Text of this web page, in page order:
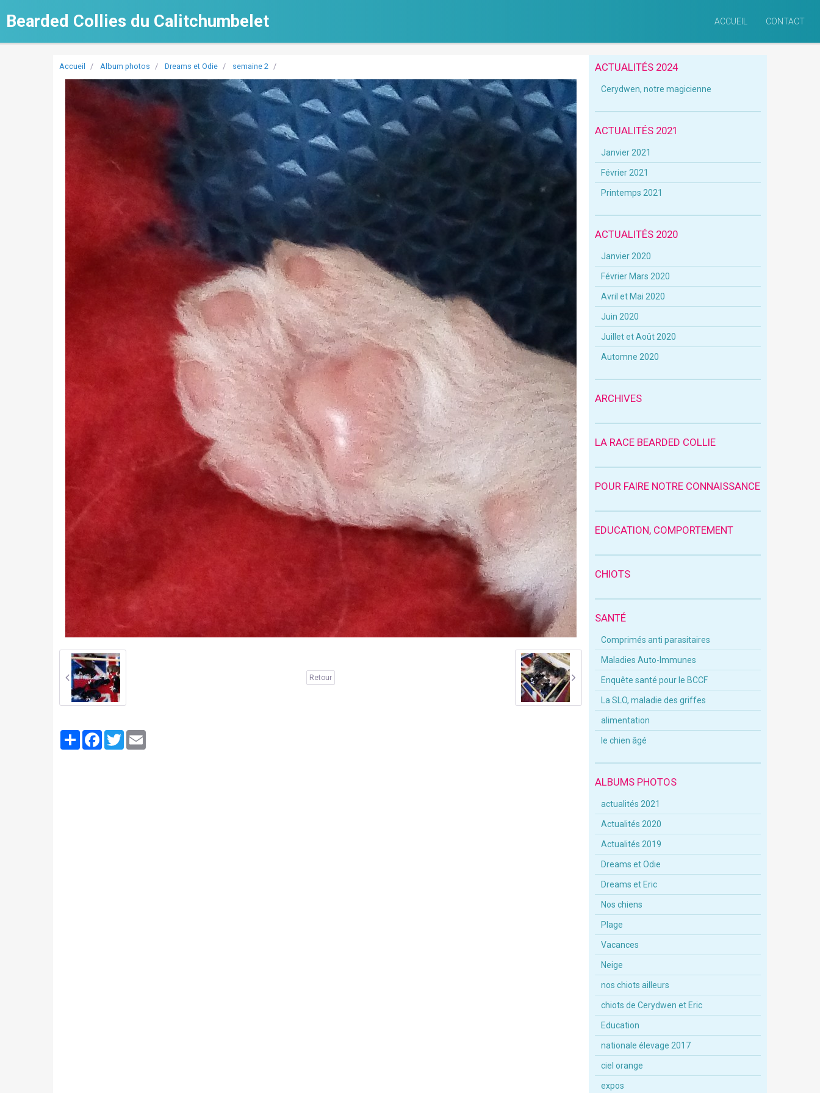
Bearded Collies du Calitchumbelet ACCUEIL CONTACT
Accueil Album photos Dreams et Odie semaine 2
Retour
PartagerFacebook
Twitter
ACTUALITÉS 2024
Cerydwen, notre magicienne
ACTUALITÉS 2021
Janvier 2021
Février 2021
Printemps 2021
ACTUALITÉS 2020
Janvier 2020
Février Mars 2020
Avril et Mai 2020
Juin 2020
Juillet et Août 2020
Automne 2020
ARCHIVES
LA RACE BEARDED COLLIE
POUR FAIRE NOTRE CONNAISSANCE
EDUCATION, COMPORTEMENT
CHIOTS
SANTÉ
Comprimés anti parasitaires
Maladies Auto-Immunes
Enquête santé pour le BCCF
La SLO, maladie des griffes
alimentation
le chien âgé
ALBUMS PHOTOS
actualités 2021
Actualités 2020
Actualités 2019
Dreams et Odie
Dreams et Eric
Nos chiens
Plage
Vacances
Neige
nos chiots ailleurs
chiots de Cerydwen et Eric
Education
nationale élevage 2017
ciel orange
expos